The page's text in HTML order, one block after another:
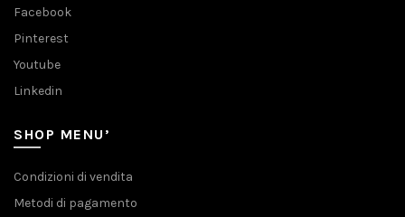
Facebook
Pinterest
Youtube
Linkedin
SHOP MENU’
Condizioni di vendita
Metodi di pagamento